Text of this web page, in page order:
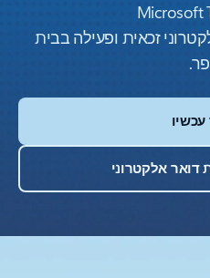
זכאית ופעילה בבית
דואר אלקטרוני